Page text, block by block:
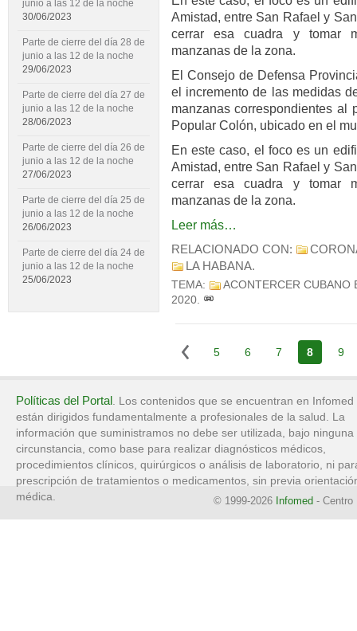
Amistad, entre San Rafael y
cerrar esa cuadra y tomar
manzanas de la zona.
El Consejo de Defensa
el incremento de las medidas
manzanas correspondientes al
Popular Colón, ubicado en el
En este caso, el foco es un
Amistad, entre San Rafael y
cerrar esa cuadra y tomar
manzanas de la zona.
Leer más…
RELACIONADO CON:
LA HABANA.
TEMA:
ACONTERCER CUBANO
2020.
5 6 7 8 9
junio a las 12 de la noche
30/06/2023
Parte de cierre del día 28 de
junio a las 12 de la noche
29/06/2023
Parte de cierre del día 27 de
junio a las 12 de la noche
28/06/2023
Parte de cierre del día 26 de
junio a las 12 de la noche
27/06/2023
Parte de cierre del día 25 de
junio a las 12 de la noche
26/06/2023
Parte de cierre del día 24 de
junio a las 12 de la noche
25/06/2023
Políticas del Portal. Los contenidos que se encuentran en Infomed
están dirigidos fundamentalmente a profesionales de la salud. La
información que suministramos no debe ser utilizada, bajo ninguna
circunstancia, como base para realizar diagnósticos médicos,
procedimientos clínicos, quirúrgicos o análisis de laboratorio, ni
prescripción de tratamientos o medicamentos, sin previa
médica.
© 1999-2026 Infomed - Centro